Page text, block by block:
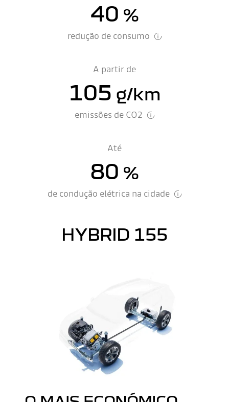
40 %
redução de consumo
A partir de
105 g/km
emissões de CO2
Até
80 %
de condução elétrica na cidade
HYBRID 155